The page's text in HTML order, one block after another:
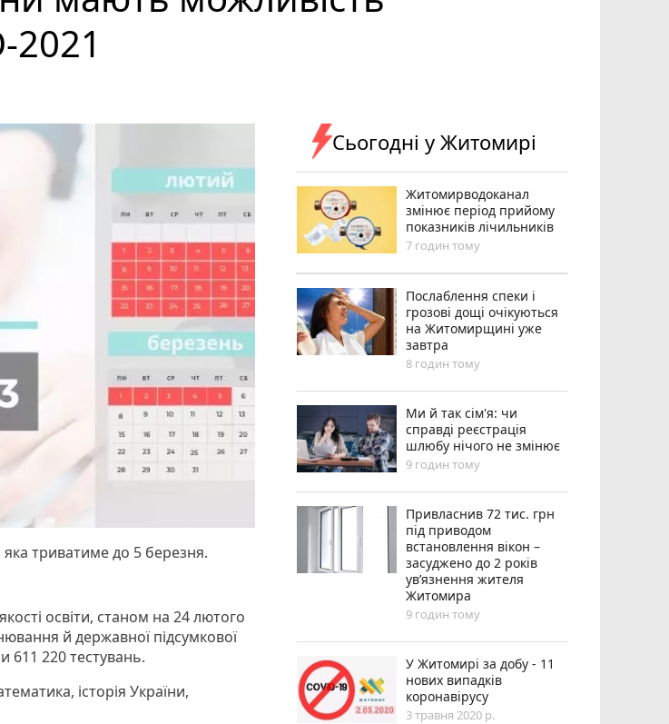
2021
триватиме до 5 березня.
освіти, станом на 24 лютого
й державної підсумкової
611 220 тестувань.
історія України,
Сьогодні у Житомирі
Житомирводоканал
змінює період прийому
показників лічильників
7 годин тому
Послаблення спеки і
грозові дощі очікуються
на Житомирщині уже
завтра
8 годин тому
Ми й так сім'я: чи
справді реєстрація
шлюбу нічого не змінює
9 годин тому
Привласнив 72 тис. грн
під приводом
встановлення вікон –
засуджено до 2 років
ув’язнення жителя
Житомира
9 годин тому
У Житомирі за добу - 11
нових випадків
коронавірусу
3 травня 2020 р.